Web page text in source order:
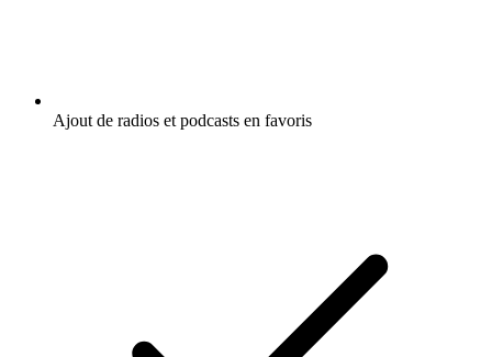
Ajout de radios et podcasts en favoris